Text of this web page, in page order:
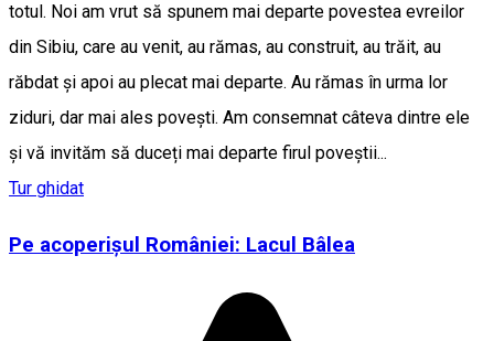
totul. Noi am vrut să spunem mai departe povestea evreilor
din Sibiu, care au venit, au rămas, au construit, au trăit, au
răbdat și apoi au plecat mai departe. Au rămas în urma lor
ziduri, dar mai ales povești. Am consemnat câteva dintre ele
și vă invităm să duceți mai departe firul poveștii...
Tur ghidat
Pe acoperișul României: Lacul Bâlea